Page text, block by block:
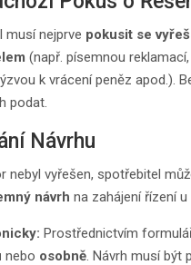
musí nejprve pokusit se
(např. písemnou
k vrácení peněz apod.).
podat.
Návrhu
nebyl vyřešen, spotřebitel
návrh na zahájení řízení u
Prostřednictvím
nebo osobně. Návrh musí být